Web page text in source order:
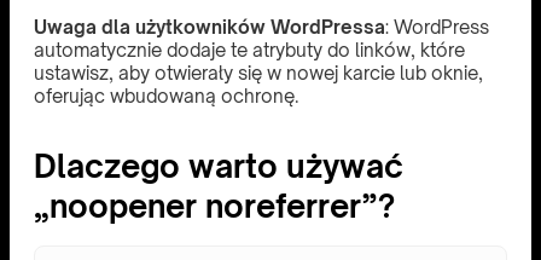
Uwaga dla użytkowników WordPressa: WordPress
automatycznie dodaje te atrybuty do linków, które
ustawisz, aby otwierały się w nowej karcie lub oknie,
oferując wbudowaną ochronę.
Dlaczego warto używać
„noopener noreferrer”?